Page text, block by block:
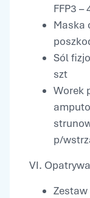
FFP3 –
Maska
Sól
szt
Worek
p/
VI.